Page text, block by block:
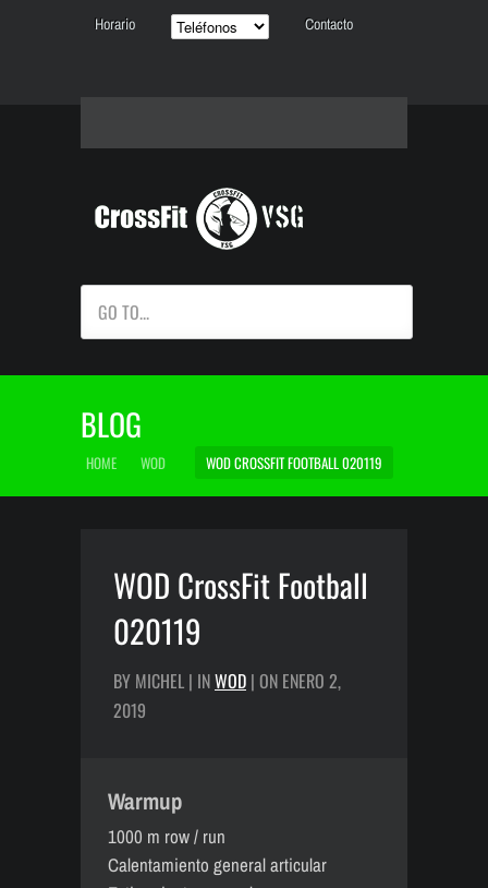
Horario Contacto
GO TO...
BLOG
HOME WOD WOD CROSSFIT FOOTBALL 020119
WOD CrossFit Football
020119
BY MICHEL | INWOD | ON ENERO 2,
2019
Warmup
1000 m row / run
Calentamiento general articular